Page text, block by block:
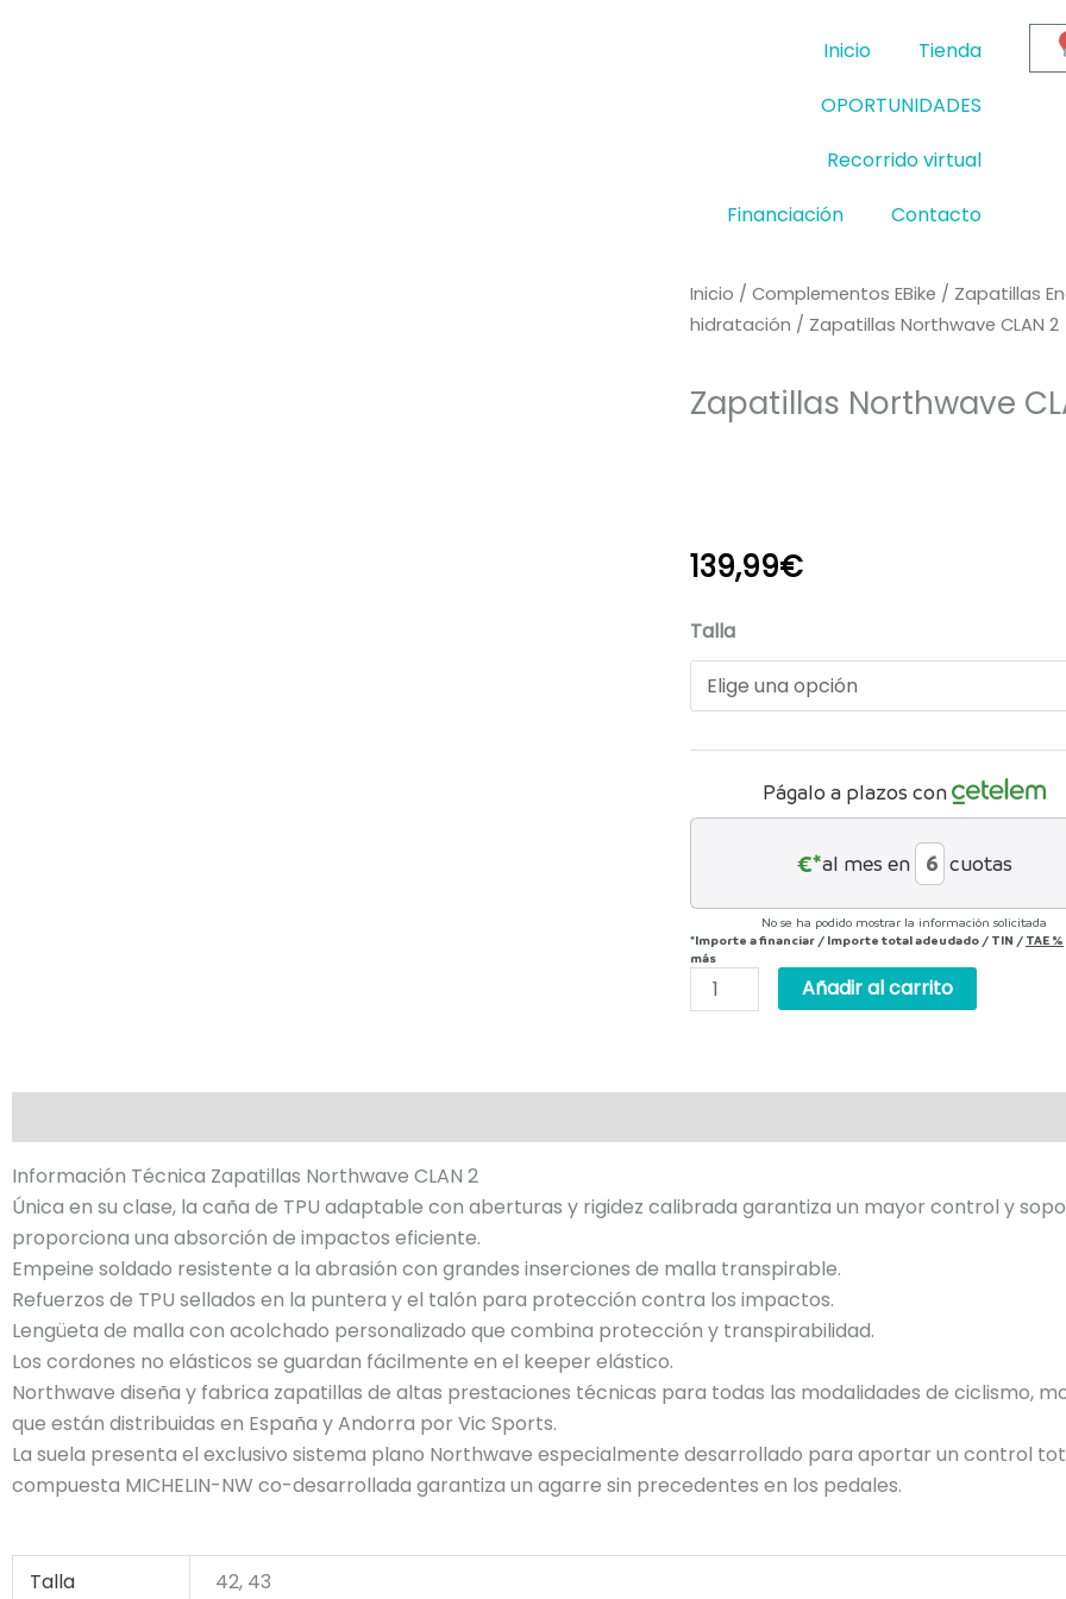
Inicio
Tienda
OPORTUNIDADES
Recorrido virtual
Financiación
Contacto
Inicio / Complementos EBike / Zapatillas
hidratación / Zapatillas Northwave CLAN 2
Zapatillas Northwave
139,99€
Talla
Págalo a plazos con
€*al mes en cuotas
No se ha podido mostrar la información solicitada
*Importe a financiar / Importe total adeudado / TIN / TAE %
más
Zapatillas
Northwave
CLAN
2
cantidad
Añadir al carrito
Información Técnica Zapatillas Northwave CLAN 2
Única en su clase, la caña de TPU adaptable con aberturas y rigidez calibrada garantiza un mayor control y
proporciona una absorción de impactos eficiente.
Empeine soldado resistente a la abrasión con grandes inserciones de malla transpirable.
Refuerzos de TPU sellados en la puntera y el talón para protección contra los impactos.
Lengüeta de malla con acolchado personalizado que combina protección y transpirabilidad.
Los cordones no elásticos se guardan fácilmente en el keeper elástico.
Northwave diseña y fabrica zapatillas de altas prestaciones técnicas para todas las modalidades de ciclismo,
que están distribuidas en España y Andorra por Vic Sports.
La suela presenta el exclusivo sistema plano Northwave especialmente desarrollado para aportar un control
compuesta MICHELIN-NW co-desarrollada garantiza un agarre sin precedentes en los pedales.
Talla 42, 43